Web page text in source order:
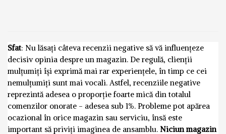
Sfat: Nu lăsați câteva recenzii negative să vă influențeze
decisiv opinia despre un magazin. De regulă, clienții
mulțumiți își exprimă mai rar experiențele, în timp ce cei
nemulțumiți sunt mai vocali. Astfel, recenziile negative
reprezintă adesea o proporție foarte mică din totalul
comenzilor onorate - adesea sub 1%. Probleme pot apărea
ocazional în orice magazin sau serviciu, însă este
important să priviți imaginea de ansamblu. Niciun magazin